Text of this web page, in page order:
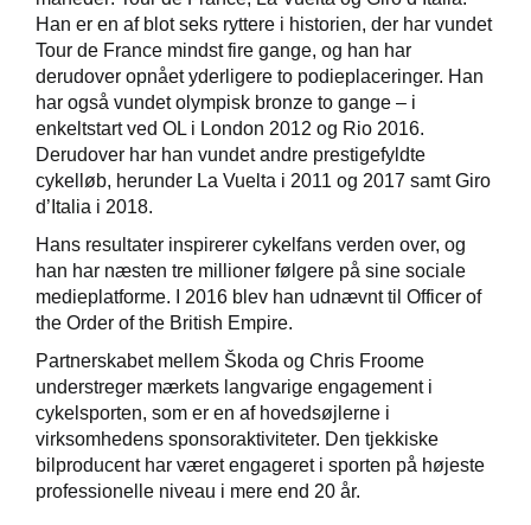
Han er en af blot seks ryttere i historien, der har vundet
Tour de France mindst fire gange, og han har
derudover opnået yderligere to podieplaceringer. Han
har også vundet olympisk bronze to gange – i
enkeltstart ved OL i London 2012 og Rio 2016.
Derudover har han vundet andre prestigefyldte
cykelløb, herunder La Vuelta i 2011 og 2017 samt Giro
d’Italia i 2018.
Hans resultater inspirerer cykelfans verden over, og
han har næsten tre millioner følgere på sine sociale
medieplatforme. I 2016 blev han udnævnt til Officer of
the Order of the British Empire.
Partnerskabet mellem Škoda og Chris Froome
understreger mærkets langvarige engagement i
cykelsporten, som er en af hovedsøjlerne i
virksomhedens sponsoraktiviteter. Den tjekkiske
bilproducent har været engageret i sporten på højeste
professionelle niveau i mere end 20 år.